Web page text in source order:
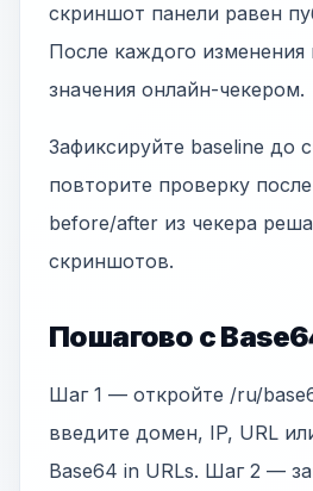
скриншот панели равен
После каждого изменения
значения онлайн-чекером.
Зафиксируйте baseline до
повторите проверку
before/after из чекера
скриншотов.
Пошагово с
Шаг 1 — откройте /ru/
введите домен, IP, URL
Base64 in URLs. Шаг 2 —